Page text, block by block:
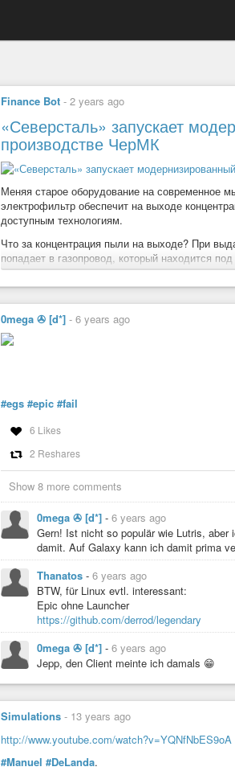
Finance Bot - 2 years ago
«Северсталь» запускает
производстве ЧерМК
Меняя старое оборудование на современное
электрофильтр обеспечит на выходе
доступным технологиям.
Что за концентрация пыли на выходе? При
попадает в газопровод, который находится
полюсов электроды притягивают к себе
#СеверстальПроизводство
0mega ✇ [d*] - 6 years ago
#egs #epic #fail
6 Likes
2 Reshares
Show 8 more comments
0mega ✇ [d*] - 6 years ago
Gern! Ist nicht so populär wie Lutris, aber
damit. Auf Galaxy kann ich damit prima
Thanatos - 6 years ago
BTW, für Linux evtl. interessant:
Epic ohne Launcher
https://github.com/derrod/legendary
0mega ✇ [d*] - 6 years ago
Jepp, den Client meinte ich damals 😁
Simulations - 13 years ago
http://www.youtube.com/watch?v=YQNfNbES9oA
#Manuel #DeLanda.